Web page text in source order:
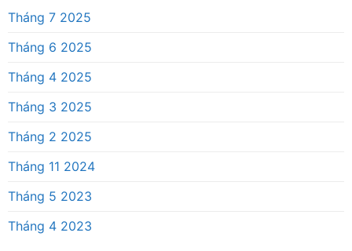
Tháng 7 2025
Tháng 6 2025
Tháng 4 2025
Tháng 3 2025
Tháng 2 2025
Tháng 11 2024
Tháng 5 2023
Tháng 4 2023